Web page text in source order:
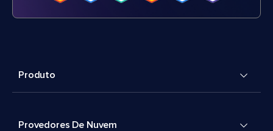
Produto
Provedores De Nuvem